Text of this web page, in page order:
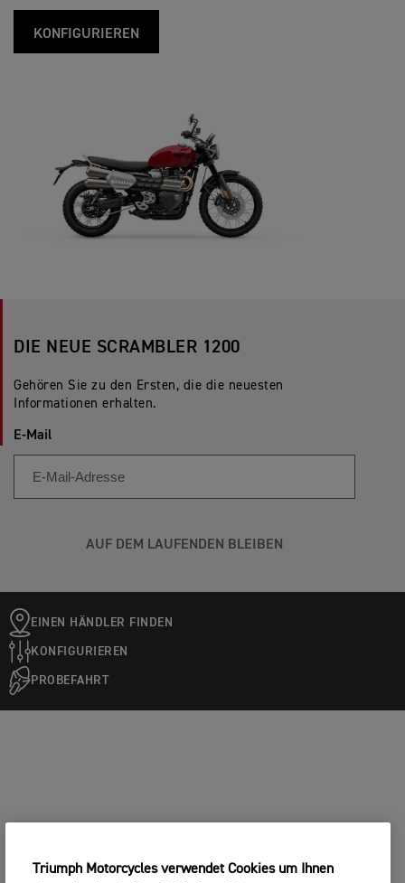
KONFIGURIEREN
DIE NEUE SCRAMBLER 1200
Gehören Sie zu den Ersten, die die neuesten
Informationen erhalten.
E-Mail
AUF DEM LAUFENDEN BLEIBEN
EINEN HÄNDLER FINDEN
KONFIGURIEREN
PROBEFAHRT
Triumph Motorcycles verwendet Cookies um Ihnen